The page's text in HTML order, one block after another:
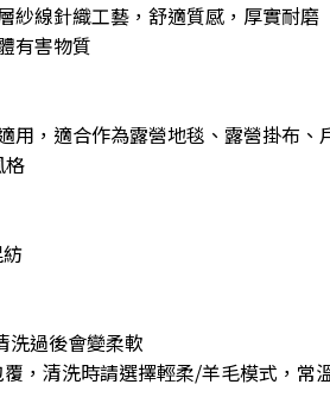
線針織工藝，舒適質感，厚實耐磨
有害物質
，適合作為露營地毯、露營掛布、
格
洗過後會變柔軟
，清洗時請選擇輕柔/羊毛模式，常